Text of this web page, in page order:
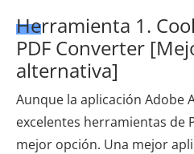
Herramienta 1.
PDF Converter
alternativa]
Aunque la aplicación Adobe
excelentes herramientas de
mejor opción. Una mejor